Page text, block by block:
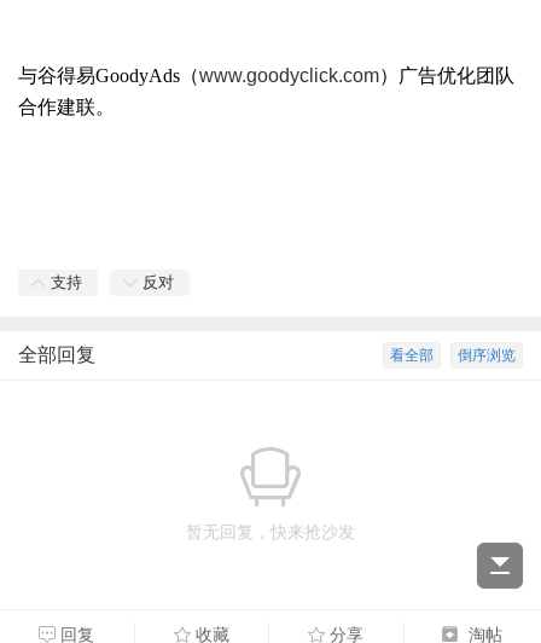
与谷得易GoodyAds（www.goodyclick.com）广告优化团队
合作建联。
支持 反对
倒序浏览
看全部
全部回复
暂无回复，快来抢沙发
回复 收藏 分享 淘帖